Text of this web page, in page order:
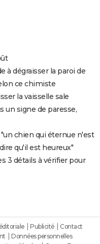
à dégraisser la paroi de
ce chimiste
la vaisselle sale
un signe de paresse,
chien qui éternue n'est
qu'il est heureux"
3 détails à vérifier pour
Publicité
Contact
Données personnelles